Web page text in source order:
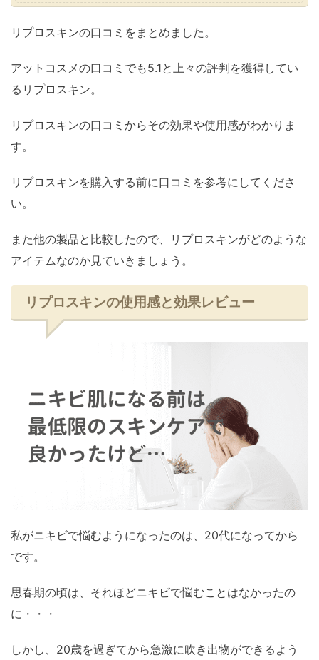
リプロスキンの口コミをまとめました。
アットコスメの口コミでも5.1と上々の評判を獲得してい
るリプロスキン。
リプロスキンの口コミからその効果や使用感がわかりま
す。
リプロスキンを購入する前に口コミを参考にしてくださ
い。
また他の製品と比較したので、リプロスキンがどのような
アイテムなのか見ていきましょう。
リプロスキンの使用感と効果レビュー
私がニキビで悩むようになったのは、20代になってから
です。
思春期の頃は、それほどニキビで悩むことはなかったの
に・・・
しかし、20歳を過ぎてから急激に吹き出物ができるよう